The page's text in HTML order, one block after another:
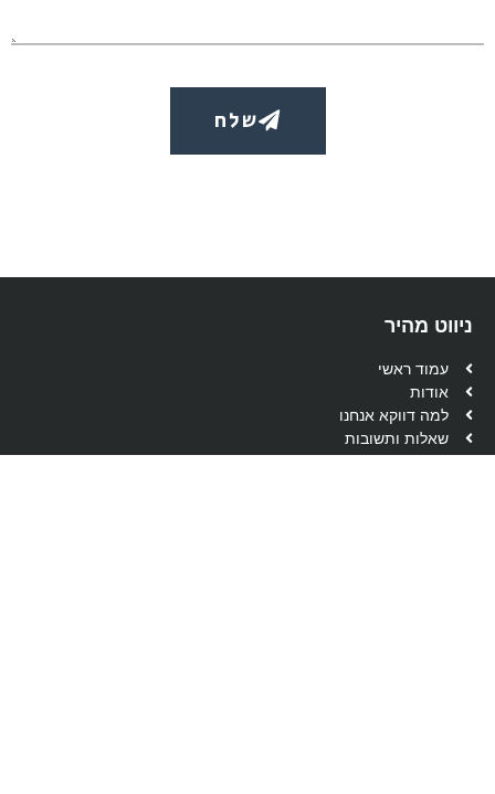
שלח
ניווט מהיר
עמוד ראשי
אודות
למה דווקא אנחנו
שאלות ותשובות